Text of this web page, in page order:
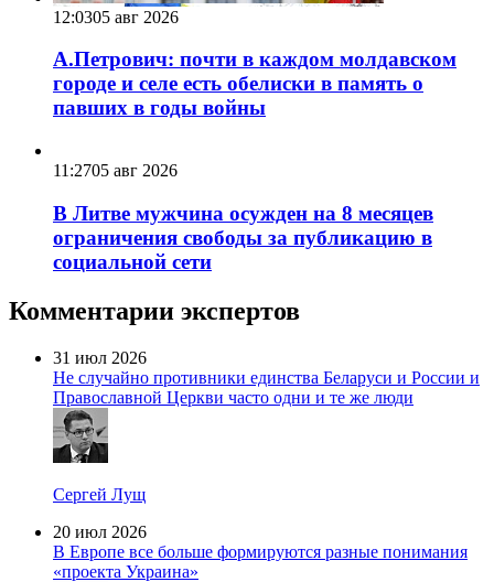
12:0305 авг 2026
А.Петрович: почти в каждом молдавском
городе и селе есть обелиски в память о
павших в годы войны
11:2705 авг 2026
В Литве мужчина осужден на 8 месяцев
ограничения свободы за публикацию в
социальной сети
Комментарии экспертов
31 июл 2026
Не случайно противники единства Беларуси и России и
Православной Церкви часто одни и те же люди
Сергей Лущ
20 июл 2026
В Европе все больше формируются разные понимания
«проекта Украина»